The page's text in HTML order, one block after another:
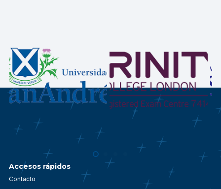
Accesos rápidos
Contacto